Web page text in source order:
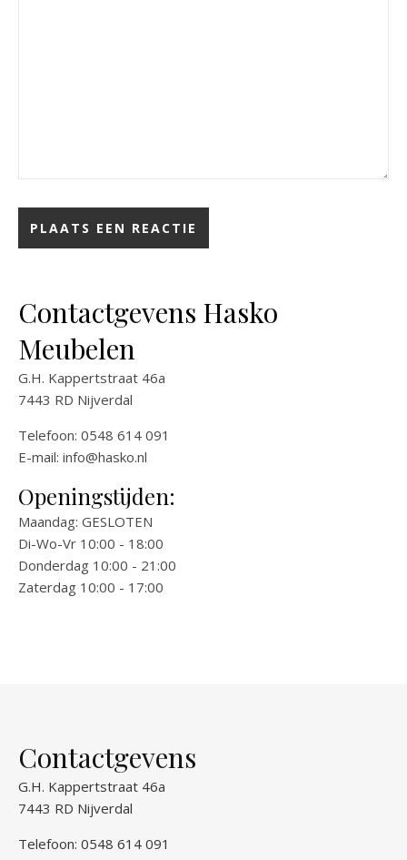
Contactgevens Hasko
Meubelen
G.H. Kappertstraat 46a
7443 RD Nijverdal
Telefoon: 0548 614 091
E-mail: info@hasko.nl
Openingstijden:
Maandag: GESLOTEN
Di-Wo-Vr 10:00 - 18:00
Donderdag 10:00 - 21:00
Zaterdag 10:00 - 17:00
Contactgevens
G.H. Kappertstraat 46a
7443 RD Nijverdal
Telefoon: 0548 614 091